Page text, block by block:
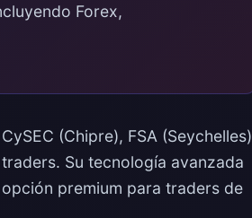
Forex,
(Chipre), FSA (Seychelles)
Su tecnología avanzada
premium para traders de